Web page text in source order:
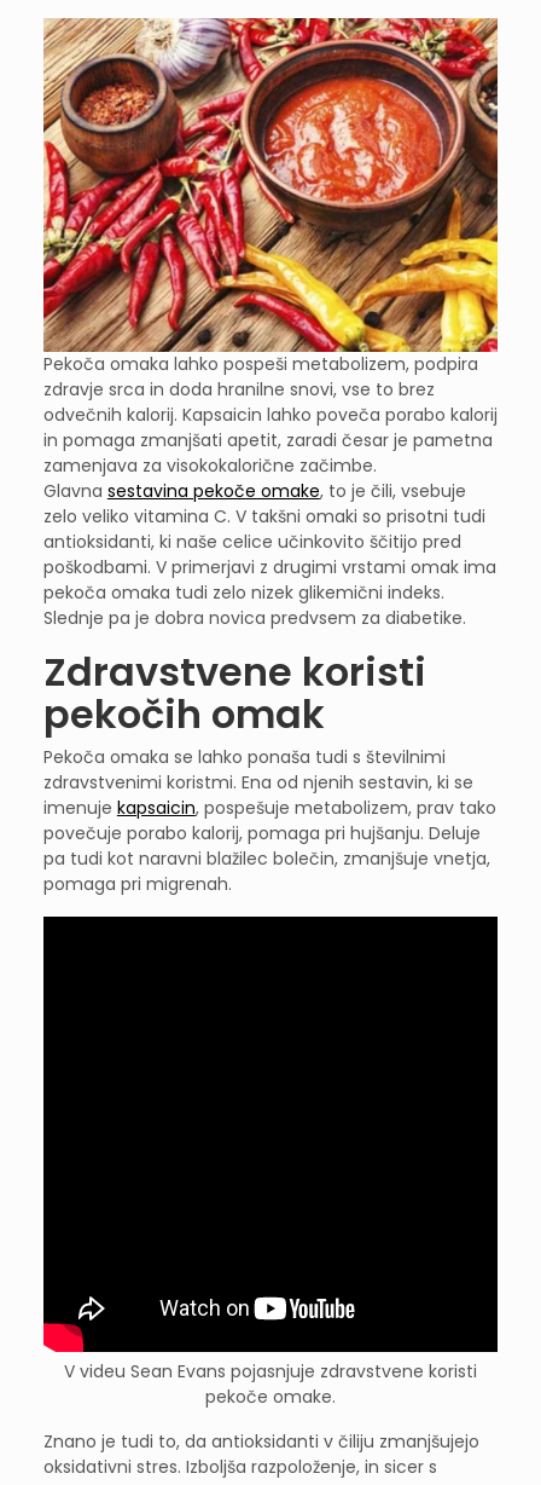
Pekoča omaka lahko pospeši metabolizem, podpira
zdravje srca in doda hranilne snovi, vse to brez
odvečnih kalorij. Kapsaicin lahko poveča porabo kalorij
in pomaga zmanjšati apetit, zaradi česar je pametna
zamenjava za visokokalorične začimbe.
Glavna sestavina pekoče omake, to je čili, vsebuje
zelo veliko vitamina C. V takšni omaki so prisotni tudi
antioksidanti, ki naše celice učinkovito ščitijo pred
poškodbami. V primerjavi z drugimi vrstami omak ima
pekoča omaka tudi zelo nizek glikemični indeks.
Slednje pa je dobra novica predvsem za diabetike.
Zdravstvene koristi
pekočih omak
Pekoča omaka se lahko ponaša tudi s številnimi
zdravstvenimi koristmi. Ena od njenih sestavin, ki se
imenuje kapsaicin, pospešuje metabolizem, prav tako
povečuje porabo kalorij, pomaga pri hujšanju. Deluje
pa tudi kot naravni blažilec bolečin, zmanjšuje vnetja,
pomaga pri migrenah.
V videu Sean Evans pojasnjuje zdravstvene koristi
pekoče omake.
Znano je tudi to, da antioksidanti v čiliju zmanjšujejo
oksidativni stres. Izboljša razpoloženje, in sicer s